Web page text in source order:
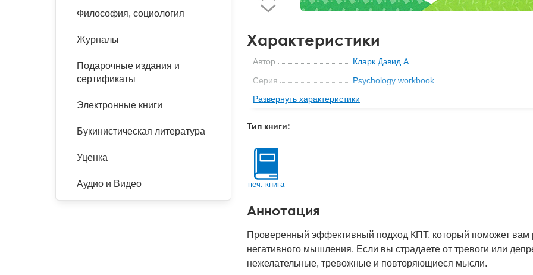
Характеристики
Автор
Кларк Дэвид А.
Серия
Psychology workbook
Издательство
Питер
Тип обложки
Кол-во стр
ISBN
Код
29799
Развернуть характеристики
Тип книги:
печ. книга
Аннотация
Проверенный эффективный подход КПТ, который поможет вам
негативного мышления. Если вы страдаете от тревоги или
нежелательные, тревожные и повторяющиеся мысли.
Философия, социология
Журналы
Подарочные издания и
сертификаты
Электронные книги
Букинистическая литература
Уценка
Аудио и Видео